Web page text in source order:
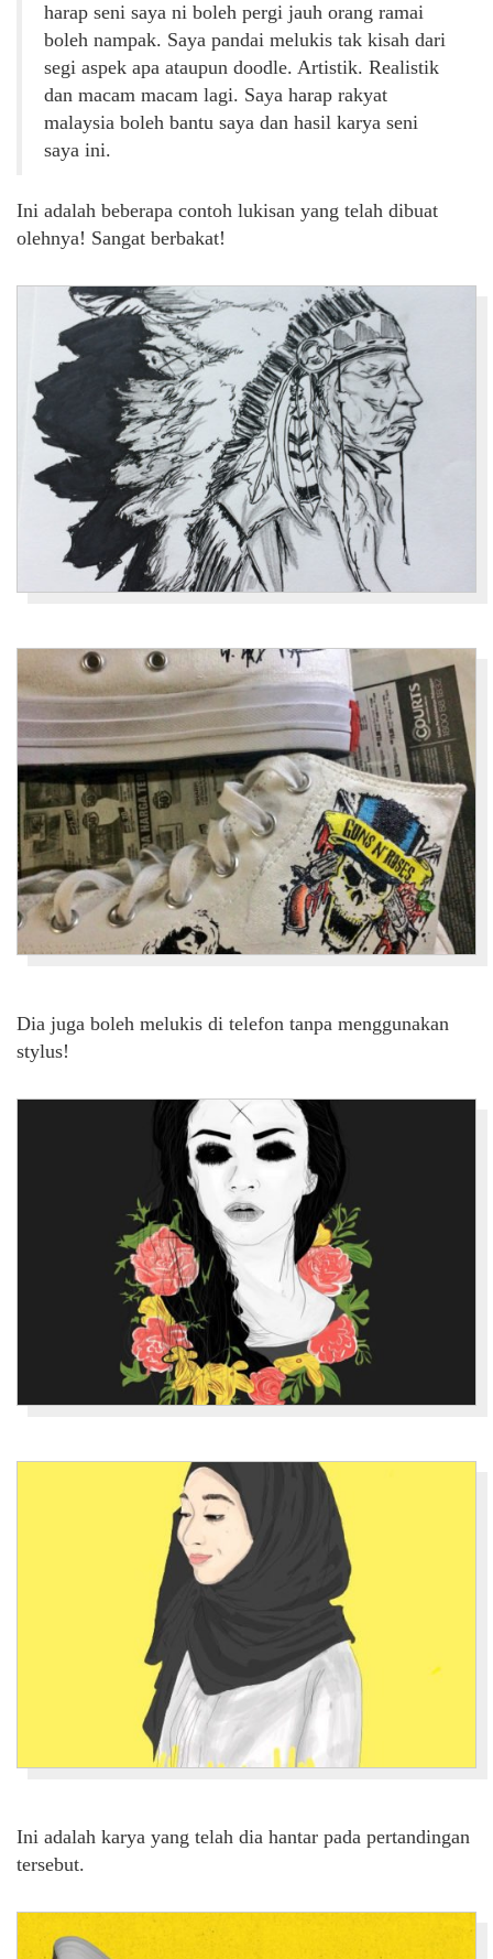
harap seni saya ni boleh pergi jauh orang ramai
boleh nampak. Saya pandai melukis tak kisah dari
segi aspek apa ataupun doodle. Artistik. Realistik
dan macam macam lagi. Saya harap rakyat
malaysia boleh bantu saya dan hasil karya seni
saya ini.
Ini adalah beberapa contoh lukisan yang telah dibuat
olehnya! Sangat berbakat!
Dia juga boleh melukis di telefon tanpa menggunakan
stylus!
Ini adalah karya yang telah dia hantar pada pertandingan
tersebut.